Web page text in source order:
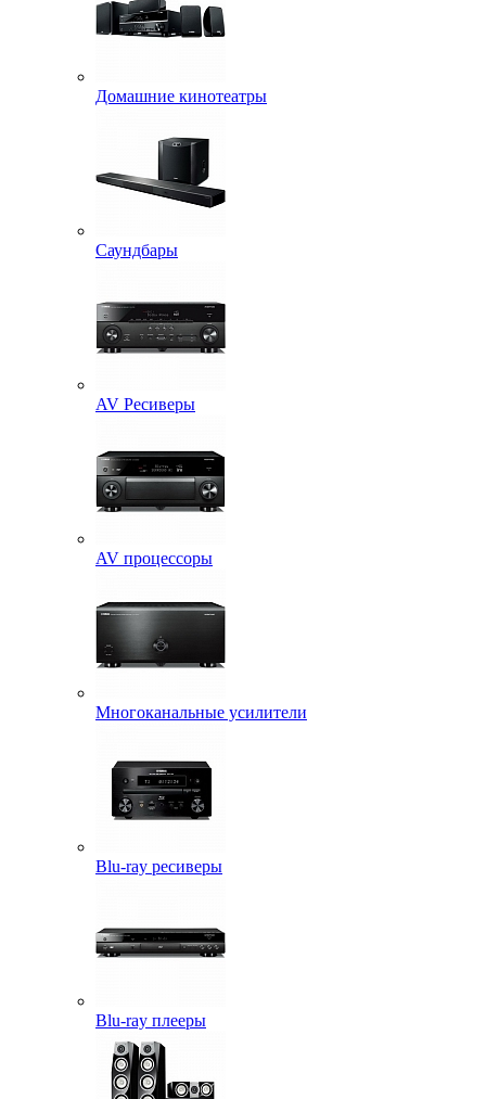
Домашние кинотеатры
Саундбары
AV Ресиверы
AV процессоры
Многоканальные усилители
Blu-ray ресиверы
Blu-ray плееры